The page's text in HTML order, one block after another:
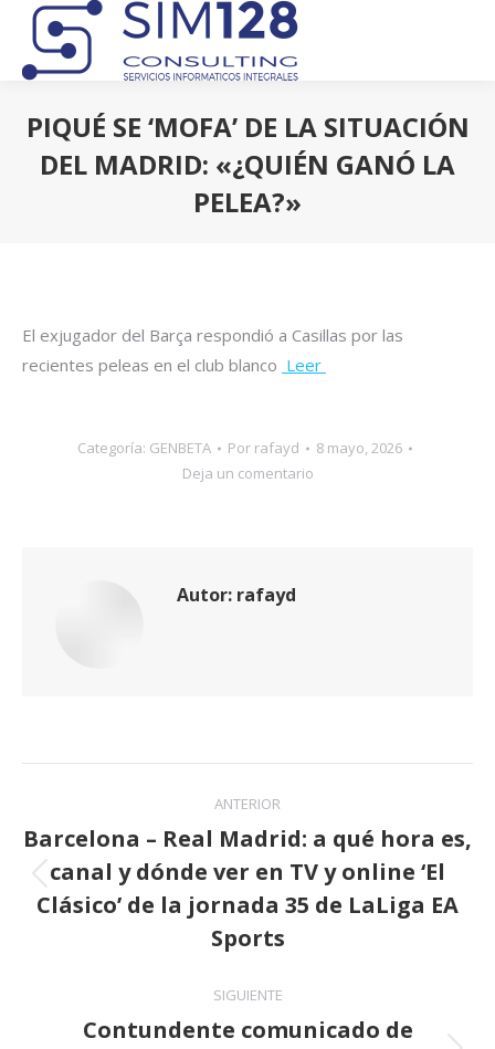
PIQUÉ SE ‘MOFA’ DE LA SITUACIÓN
DEL MADRID: «¿QUIÉN GANÓ LA
PELEA?»
El exjugador del Barça respondió a Casillas por las
recientes peleas en el club blanco Leer
Categoría: GENBETA Por rafayd
8 mayo, 2026
Deja un comentario
Autor: rafayd
Navegación
entre
publicaciones
ANTERIOR
Publicación
anterior:
Barcelona – Real Madrid: a qué hora es,
canal y dónde ver en TV y online ‘El
Clásico’ de la jornada 35 de LaLiga EA
Sports
SIGUIENTE
Contundente comunicado de